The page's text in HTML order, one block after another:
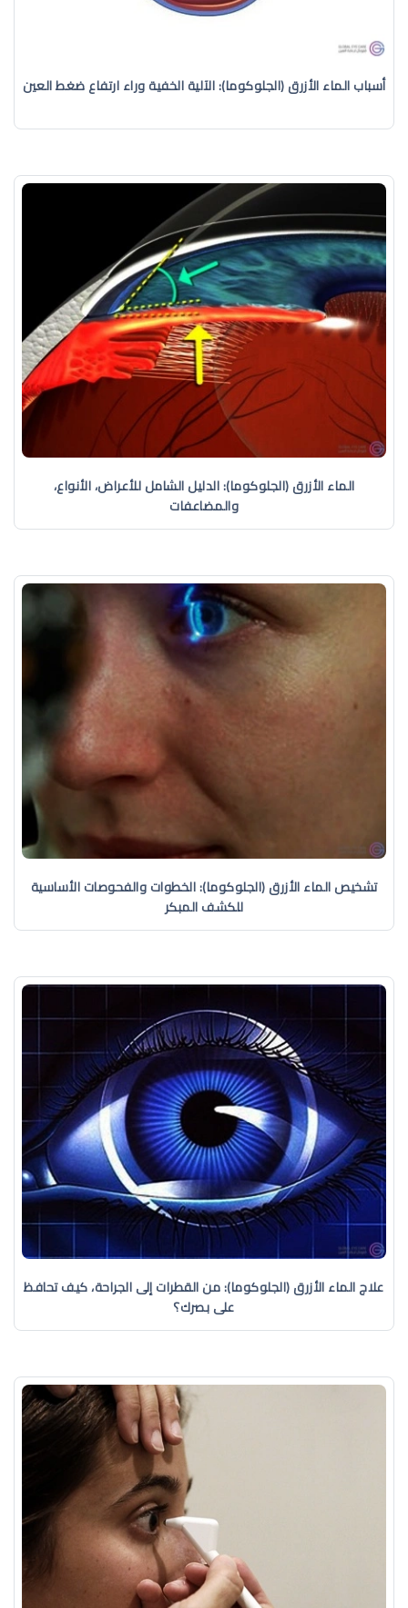
أسباب الماء الأزرق (الجلوكوما): الآلية الخفية وراء ارتفاع ضغط العين
الماء الأزرق (الجلوكوما): الدليل الشامل للأعراض، الأنواع،
والمضاعفات
تشخيص الماء الأزرق (الجلوكوما): الخطوات والفحوصات الأساسية
للكشف المبكر
علاج الماء الأزرق (الجلوكوما): من القطرات إلى الجراحة، كيف تحافظ
على بصرك؟